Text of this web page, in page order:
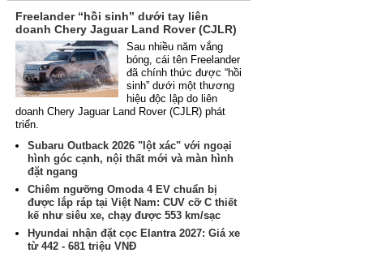
Freelander “hồi sinh” dưới tay liên
doanh Chery Jaguar Land Rover (CJLR)
Sau nhiều năm vắng
bóng, cái tên Freelander
đã chính thức được “hồi
sinh” dưới một thương
hiệu độc lập do liên
doanh Chery Jaguar Land Rover (CJLR) phát
triển.
Subaru Outback 2026 "lột xác" với ngoại
hình góc cạnh, nội thất mới và màn hình
đặt ngang
Chiêm ngưỡng Omoda 4 EV chuẩn bị
được lắp ráp tại Việt Nam: CUV cỡ C thiết
kế như siêu xe, chạy được 553 km/sạc
Hyundai nhận đặt cọc Elantra 2027: Giá xe
từ 442 - 681 triệu VNĐ